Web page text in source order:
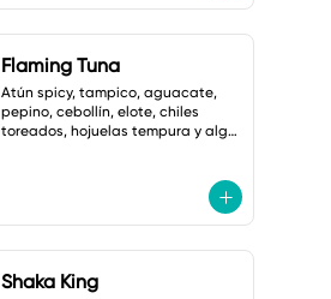
Flaming Tuna
Atún spicy, tampico, aguacate,
pepino, cebollín, elote, chiles
toreados, hojuelas tempura y alga
Shaka King